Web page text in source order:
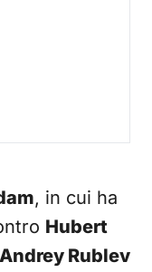
, in cui ha
Hubert
Andrey Rublev